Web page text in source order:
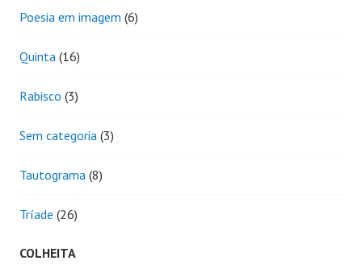
Poesia em imagem (6)
Quinta (16)
Rabisco (3)
Sem categoria (3)
Tautograma (8)
Tríade (26)
COLHEITA